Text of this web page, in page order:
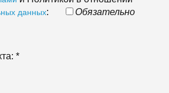
данных: Обязательно
*